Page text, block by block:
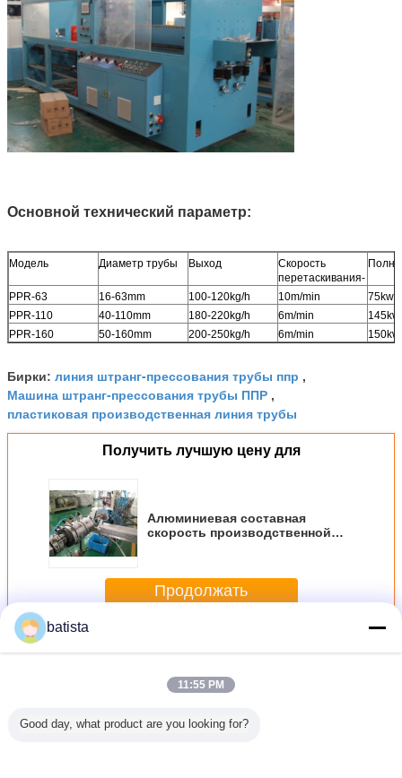
Основной технический параметр:
Модель Диаметр трубы Выход
Скорость
перетаскивания-
PPR-63 16-63mm 100-120kg/h 10m/min
75kw
PPR-110
40-110mm 180-220kg/h 6m/min
145kw
PPR-160
50-160mm 200-250kg/h 6m/min 150kw
Бирки: линия штранг-прессования трубы ппр ,
Машина штранг-прессования трубы ППР ,
пластиковая производственная линия трубы
Получить лучшую цену для
Алюминиевая составная
скорость производственной
Продолжать
Больше
batista
11:55 PM
Good day, what product are you looking for?